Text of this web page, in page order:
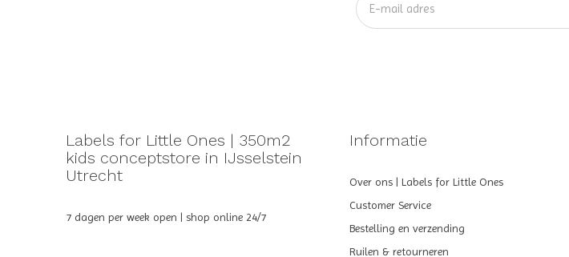
Labels for Little Ones | 350m2
kids conceptstore in IJsselstein
Utrecht
7 dagen per week open | shop online 24/7
Informatie
Over ons | Labels for Little Ones
Customer Service
Bestelling en verzending
Ruilen & retourneren